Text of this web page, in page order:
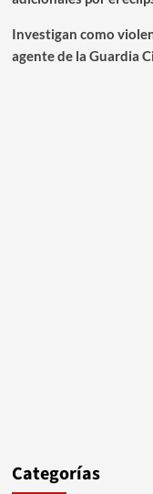
Investigan como
agente de la Guardia
Categorías